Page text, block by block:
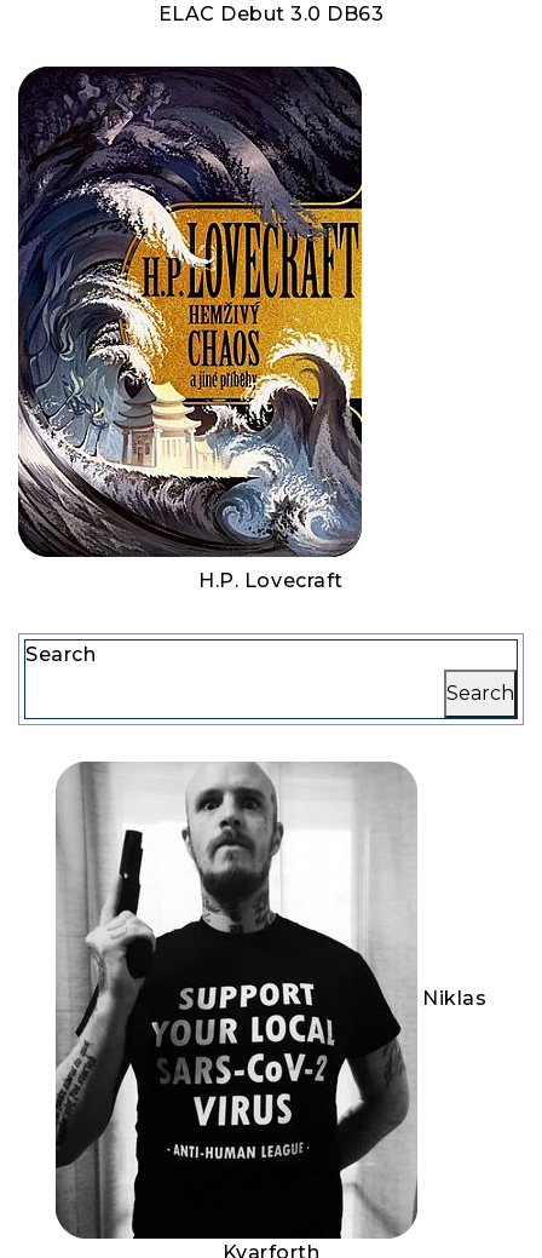
ELAC Debut 3.0 DB63
H.P. Lovecraft
Search
Search
Niklas
Kvarforth